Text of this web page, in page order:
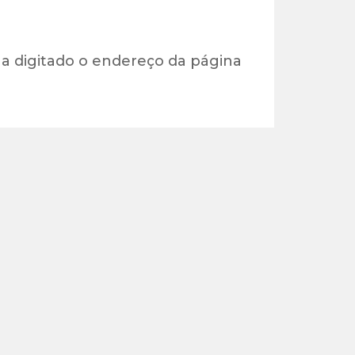
digitado o endereço da página